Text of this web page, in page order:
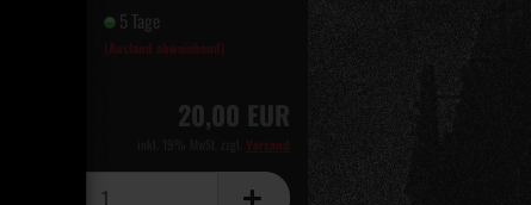
5 Tage
(Ausland abweichend)
20,00 EUR
Versand